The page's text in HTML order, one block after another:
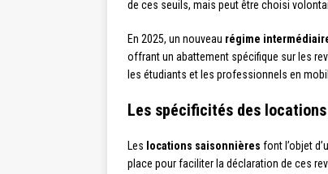
de ces seuils, mais peut être choisi
En 2025, un nouveau régime
offrant un abattement spécifique sur les
les étudiants et les professionnels en
Les spécificités des
Les locations saisonnières font l’objet
place pour faciliter la déclaration de ces